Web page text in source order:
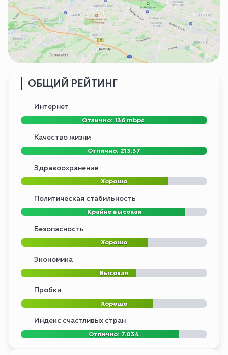
ОБЩИЙ РЕЙТИНГ
Интернет
Отлично: 136 mbps.
Качество жизни
Отлично: 213.37
Здравоохранение
Хорошо
Политическая стабильность
Крайне высокая
Безопасность
Хорошо
Экономика
Высокая
Пробки
Хорошо
Индекс счастливых стран
Отлично: 7.034